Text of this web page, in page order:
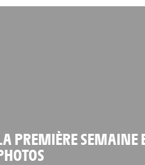
PREMIÈRE SEMAINE